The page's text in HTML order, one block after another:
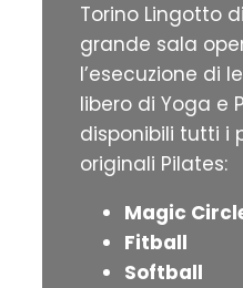
Torino Lingotto
grande sala
l’esecuzione di
libero di Yoga e
disponibili tutti i
originali Pilates:
Magic
Fitball
Softball